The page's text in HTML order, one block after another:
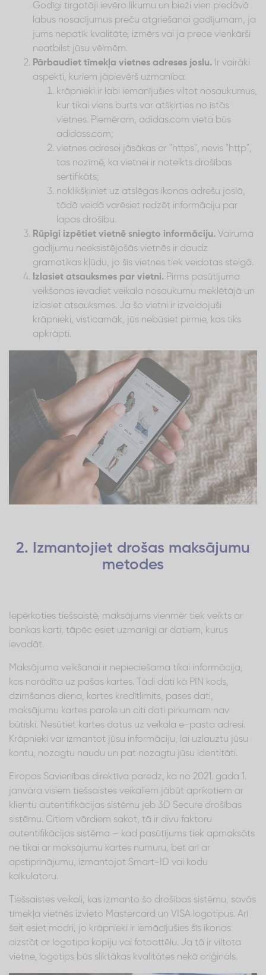
Godīgi tirgotāji ievēro likumu un bieži vien piedāvā
labus nosacījumus preču atgriešanai gadījumam, ja
jums nepatīk kvalitāte, izmērs vai ja prece vienkārši
neatbilst jūsu vēlmēm.
Pārbaudiet tīmekļa vietnes adreses joslu. Ir vairāki
aspekti, kuriem jāpievērš uzmanība:
krāpnieki ir labi iemanījušies viltot nosaukumus,
kur tikai viens burts var atšķirties no īstās
vietnes. Piemēram, adidas.com vietā būs
adidass.com;
vietnes adresei jāsākas ar "https", nevis "http",
tas nozīmē, ka vietnei ir noteikts drošības
sertifikāts;
noklikšķiniet uz atslēgas ikonas adrešu joslā,
tādā veidā varēsiet redzēt informāciju par
lapas drošību.
Rūpīgi izpētiet vietnē sniegto informāciju. Vairumā
gadījumu neeksistējošās vietnēs ir daudz
gramatikas kļūdu, jo šīs vietnes tiek veidotas steigā.
Izlasiet atsauksmes par vietni. Pirms pasūtījuma
veikšanas ievadiet veikala nosaukumu meklētājā un
izlasiet atsauksmes. Ja šo vietni ir izveidojuši
krāpnieki, visticamāk, jūs nebūsiet pirmie, kas tiks
apkrāpti.
2. Izmantojiet drošas maksājumu
metodes
Iepērkoties tiešsaistē, maksājums vienmēr tiek veikts ar
bankas karti, tāpēc esiet uzmanīgi ar datiem, kurus
ievadāt.
Maksājuma veikšanai ir nepieciešama tikai informācija,
kas norādīta uz pašas kartes. Tādi dati kā PIN kods,
dzimšanas diena, kartes kredītlimits, pases dati,
maksājumu kartes parole un citi dati pirkumam nav
būtiski. Nesūtiet kartes datus uz veikala e-pasta adresi.
Krāpnieki var izmantot jūsu informāciju, lai uzlauztu jūsu
kontu, nozagtu naudu un pat nozagtu jūsu identitāti.
Eiropas Savienības direktīva paredz, ka no 2021. gada 1.
janvāra visiem tiešsaistes veikaliem jābūt aprīkotiem ar
klientu autentifikācijas sistēmu jeb 3D Secure drošības
sistēmu. Citiem vārdiem sakot, tā ir divu faktoru
autentifikācijas sistēma – kad pasūtījums tiek apmaksāts
ne tikai ar maksājumu kartes numuru, bet arī ar
apstiprinājumu, izmantojot Smart-ID vai kodu
kalkulatoru.
Tiešsaistes veikali, kas izmanto šo drošības sistēmu, savās
tīmekļa vietnēs izvieto Mastercard un VISA logotipus. Arī
šeit esiet modri, jo krāpnieki ir iemācījušies šīs ikonas
aizstāt ar logotipa kopiju vai fotoattēlu. Ja tā ir viltota
vietne, logotips būs sliktākas kvalitātes nekā oriģināls.